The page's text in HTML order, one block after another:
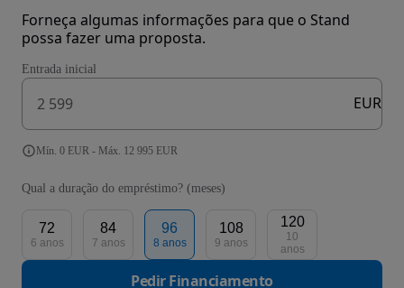
Forneça algumas informações para que o Stand
possa fazer uma proposta.
Entrada inicial
EUR
Mín. 0 EUR - Máx. 12 995 EUR
Qual a duração do empréstimo? (meses)
72
6 anos
84
7 anos
96
8 anos
108
9 anos
120
10
anos
Pedir Financiamento